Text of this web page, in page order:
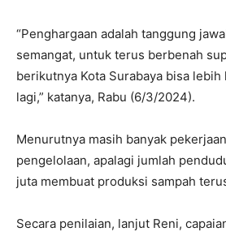
“Penghargaan adalah tanggung
semangat, untuk terus berbenah
berikutnya Kota Surabaya bisa
lagi,” katanya, Rabu (6/3/2024).
Menurutnya masih banyak
pengelolaan, apalagi jumlah
juta membuat produksi sampah
Secara penilaian, lanjut Reni,